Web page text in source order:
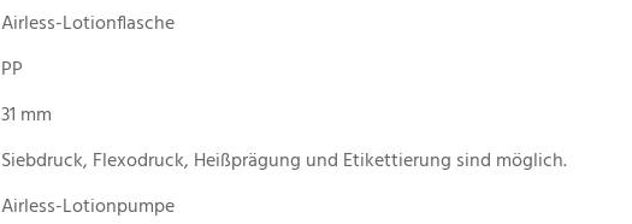
Airless-Lotionflasche
PP
31 mm
Siebdruck, Flexodruck, Heißprägung und Etikettierung sind möglich.
Airless-Lotionpumpe